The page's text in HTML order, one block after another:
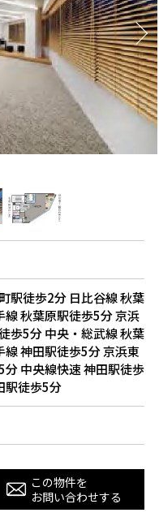
駅徒歩2分日比谷線 秋葉
線 秋葉原駅徒歩5分京浜
歩5分中央・総武線 秋葉
線 神田駅徒歩5分京浜東
分中央線快速 神田駅徒歩
徒歩5分
この物件を
お問い合わせする